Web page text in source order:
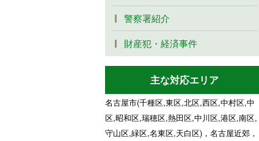
警察署紹介
財産犯・経済事件
主な対応エリア
名古屋市(千種区,東区,北区,西区,中村区,中
区,昭和区,瑞穂区,熱田区,中川区,港区,南区,
守山区,緑区,名東区,天白区)，名古屋近郊，